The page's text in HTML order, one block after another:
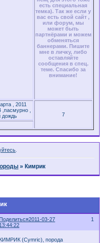
есть специальная
темка). Так же если у
вас есть свой сайт ,
или форум, мы
может быть
партнёрами и можем
обменяться
баннерами. Пишите
мне в личку, либо
оставляйте
сообщения в спец.
теме. Спасибо за
внимание!
, 2011
,пасмурно ,
дождь
7
» Кимрик
Поделиться 1
2011-03-27
13:44:22
КИМРИК (Cymric), порода